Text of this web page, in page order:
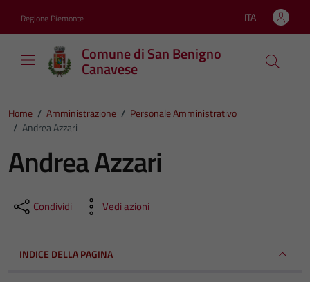
Regione Piemonte Lingua attiva:
ITA
Comune di San Benigno
Canavese
Home / Amministrazione / Personale Amministrativo
/ Andrea Azzari
Andrea Azzari
Condividi Vedi azioni
INDICE DELLA PAGINA